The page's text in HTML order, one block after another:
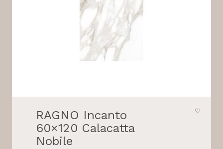
RAGNO Incanto
60×120 Calacatta
Nobile